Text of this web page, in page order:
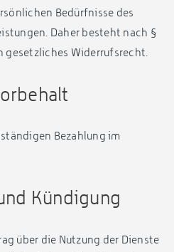
Bedürfnisse des
Daher besteht nach §
gesetzliches Widerrufsrecht.
Bezahlung im
Kündigung
über die Nutzung der Dienste